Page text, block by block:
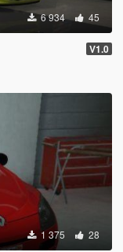
6 934 45
V1.0
1 375 28